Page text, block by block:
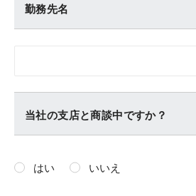
勤務先名
当社の支店と商談中ですか？
はい いいえ